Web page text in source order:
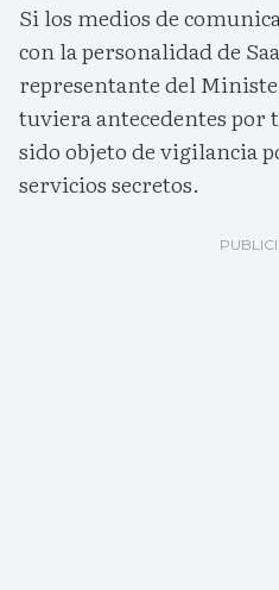
Si los medios de
con la personalidad de
representante del
tuviera antecedentes
sido objeto de vigilancia
servicios secretos.